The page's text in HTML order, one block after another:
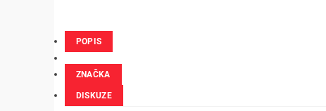
POPIS
ZNAČKA
DISKUZE